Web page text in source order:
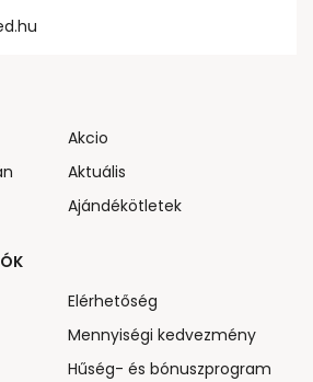
Akcio
Aktuális
Ajándékötletek
Elérhetőség
Mennyiségi kedvezmény
Hűség- és bónuszprogram